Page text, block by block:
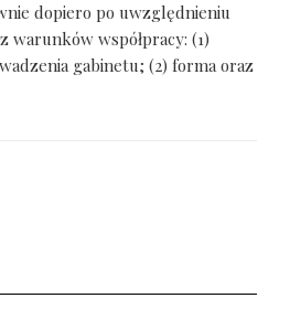
dopiero po uwzględnieniu
warunków współpracy: (1)
gabinetu; (2) forma oraz